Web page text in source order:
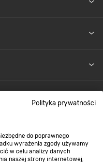
Polityka prywatności
do poprawnego
wyrażenia zgody używamy
w celu analizy danych
naszej strony internetowej,